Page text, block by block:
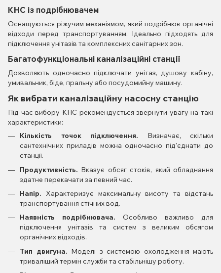
КНС із подрібнювачем
Оснащуються ріжучим механізмом, який подрібнює органічні
відходи перед транспортуванням. Ідеально підходять для
підключення унітазів та комплексних санітарних зон.
Багатофункціональні каналізаційні станції
Дозволяють одночасно підключати унітаз, душову кабіну,
умивальник, біде, пральну або посудомийну машину.
Як вибрати каналізаційну насосну станцію
Під час вибору КНС рекомендується звернути увагу на такі
характеристики:
Кількість точок підключення. Визначає, скільки
сантехнічних приладів можна одночасно під'єднати до
станції.
Продуктивність. Вказує обсяг стоків, який обладнання
здатне перекачати за певний час.
Напір. Характеризує максимальну висоту та відстань
транспортування стічних вод.
Наявність подрібнювача. Особливо важливо для
підключення унітазів та систем з великим обсягом
органічних відходів.
Тип двигуна. Моделі з системою охолодження мають
триваліший термін служби та стабільнішу роботу.